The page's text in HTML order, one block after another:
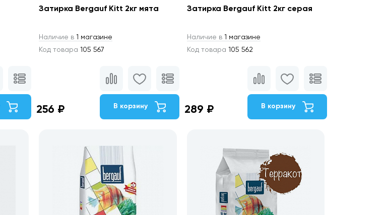
Затирка Bergauf Kitt 2кг мята
Наличие в 1 магазине
Код товара 105 567
256 ₽ В корзину
Затирка Bergauf Kitt 2кг серая
Наличие в1 магазине
Код товара 105 562
289 ₽ В корзину